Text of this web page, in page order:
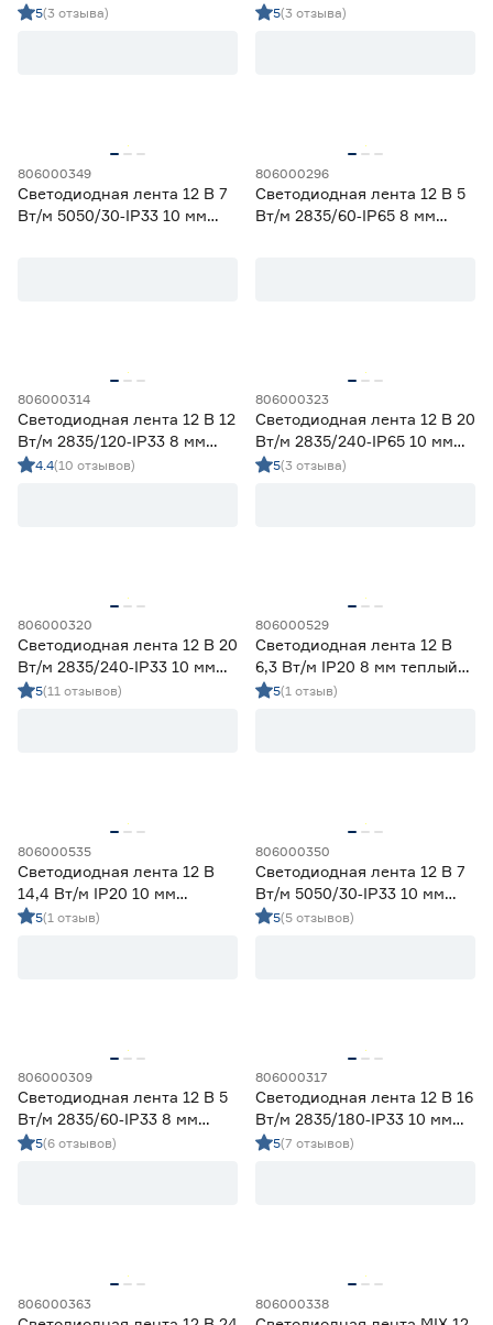
IP65 2835 5 м ЭРА
5(3 отзыва)
холодный свет 5 м
5(3 отзыва)
806000349
Светодиодная лента 12 В 7
Вт/м 5050/30‑IP33 10 мм
806000296
Светодиодная лента 12 В 5
Вт/м 2835/60‑IP65 8 мм
806000314
Светодиодная лента 12 В 12
Вт/м 2835/120‑IP33 8 мм
дневной 5 м Geniled
4.4(10 отзывов)
806000323
Светодиодная лента 12 В 20
Вт/м 2835/240‑IP65 10 мм
дневной 5 м Geniled
5(3 отзыва)
806000320
Светодиодная лента 12 В 20
Вт/м 2835/240‑IP33 10 мм
дневной 5 м Geniled
5(11 отзывов)
806000529
Светодиодная лента 12 В
6,3 Вт/м IP20 8 мм теплый
свет 5 м Smartbuy
5(1 отзыв)
806000535
Светодиодная лента 12 В
14,4 Вт/м IP20 10 мм
теплый свет 5 м Smartbuy
5(1 отзыв)
806000350
Светодиодная лента 12 В 7
Вт/м 5050/30‑IP33 10 мм
мультиколор 5 м Geniled
5(5 отзывов)
806000309
Светодиодная лента 12 В 5
Вт/м 2835/60‑IP33 8 мм
дневной 5 м Geniled
5(6 отзывов)
806000317
Светодиодная лента 12 В 16
Вт/м 2835/180‑IP33 10 мм
дневной 5 м Geniled
5(7 отзывов)
806000363 806000338